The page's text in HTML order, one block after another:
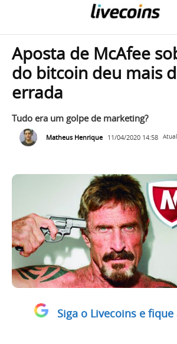
Aposta de McAfee
do bitcoin deu mais
errada
Tudo era um golpe de marketing?
Matheus Henrique 11/04/2020 14:58
Siga o Livecoins e